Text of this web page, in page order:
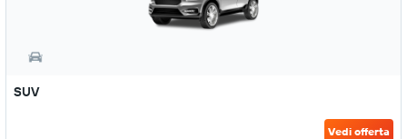
SUV
Vedi offerta